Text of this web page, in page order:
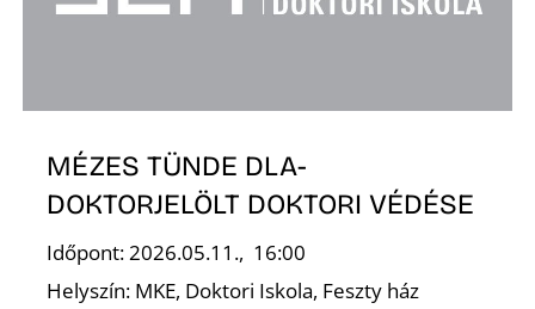
MÉZES TÜNDE DLA-
DOKTORJELÖLT DOKTORI VÉDÉSE
Időpont: 2026.05.11., 16:00
Helyszín: MKE, Doktori Iskola, Feszty ház